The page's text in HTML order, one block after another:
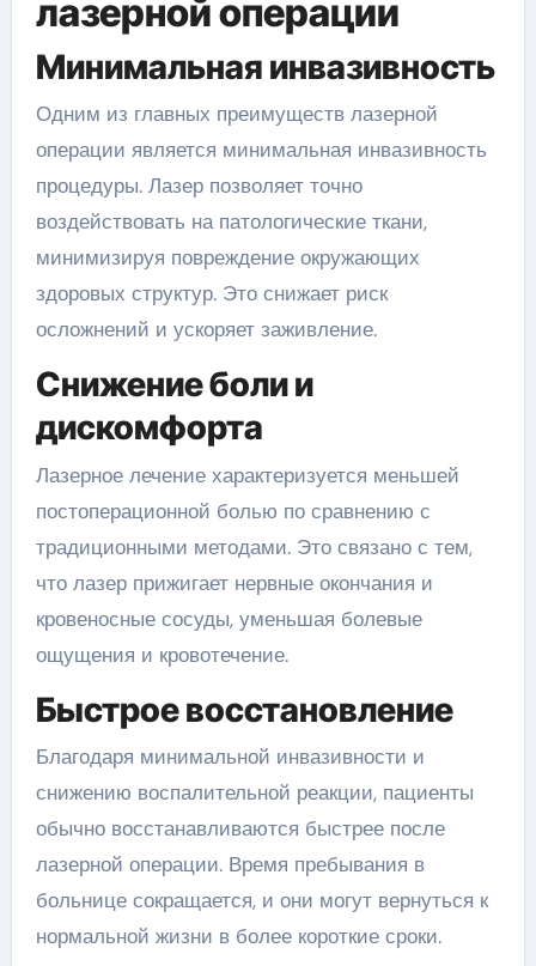
лазерной операции
Минимальная инвазивность
Одним из главных преимуществ лазерной
операции является минимальная инвазивность
процедуры. Лазер позволяет точно
воздействовать на патологические ткани,
минимизируя повреждение окружающих
здоровых структур. Это снижает риск
осложнений и ускоряет заживление.
Снижение боли и
дискомфорта
Лазерное лечение характеризуется меньшей
постоперационной болью по сравнению с
традиционными методами. Это связано с тем,
что лазер прижигает нервные окончания и
кровеносные сосуды, уменьшая болевые
ощущения и кровотечение.
Быстрое восстановление
Благодаря минимальной инвазивности и
снижению воспалительной реакции, пациенты
обычно восстанавливаются быстрее после
лазерной операции. Время пребывания в
больнице сокращается, и они могут вернуться к
нормальной жизни в более короткие сроки.